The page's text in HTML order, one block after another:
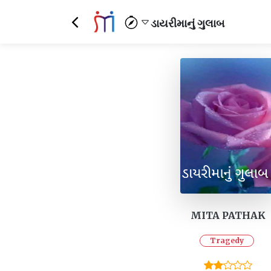
ડાયરીમાનું ગુલાબ
MITA PATHAK
Tragedy